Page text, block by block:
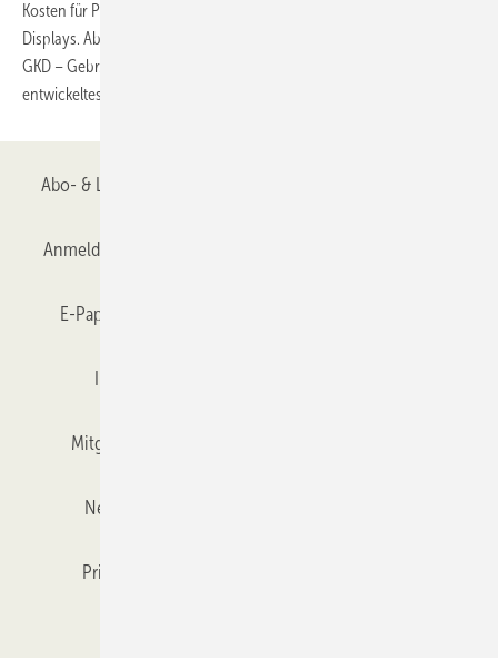
Kosten für Projektoren und die Verunstaltung der Fassaden durch
Displays. Abhilfe verspricht hier ein von der Dürener Metallweberei
GKD – Gebr. Kufferath gemeinsam mit der Kölner ag4 media facade
entwickeltes Edelstahlgewebe mit eingewebten LED-Profilen.
Abo- & Leserservice
Anmelden
E-Paper
Mitgliedschaften und Engagement
Newsletter
Privacy Manager